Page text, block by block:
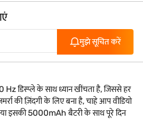
मुझे सूचित करें
डिस्प्ले के साथ ध्यान खींचता है, जिससे हर
की ज़िंदगी के लिए बना है, चाहे आप वीडियो
या इसकी 5000mAh बैटरी के साथ पूरे दिन